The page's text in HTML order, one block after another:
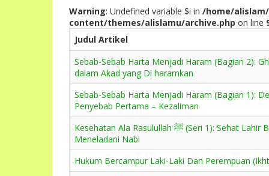
Warning: Undefined variable $i in /home/
content/themes/alislamu/archive.php on line
Judul Artikel
Sebab-Sebab Harta Menjadi Haram (Bagian 2):
dalam Akad yang Di haramkan
Sebab-Sebab Harta Menjadi Haram (Bagian 1):
Penyebab Pertama – Kezaliman
Kesehatan Ala Rasulullah ﷺ (Seri 1): Sehat Lahir Batin dengan
Meneladani Nabi
Hukum Bercampur Laki-Laki Dan Perempuan